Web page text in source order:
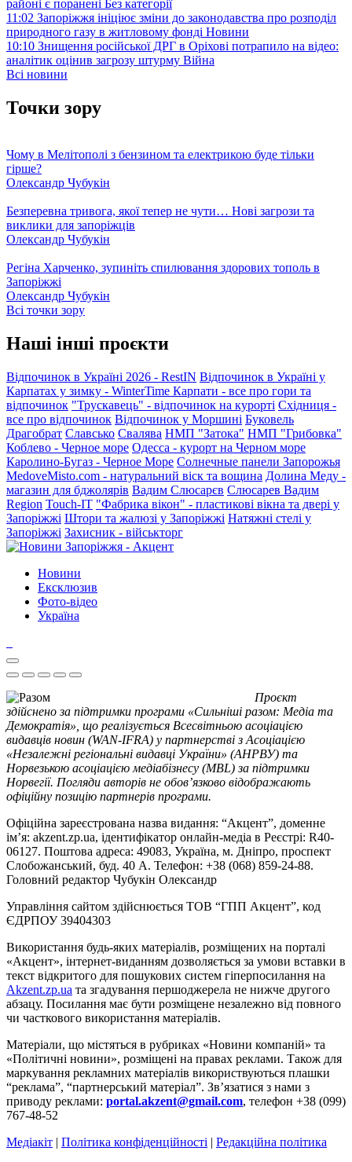
районі є поранені Без категорії
11:02 Запоріжжя ініціює зміни до законодавства про розподіл
природного газу в житловому фонді Новини
10:10 Знищення російської ДРГ в Оріхові потрапило на відео:
аналітик оцінив загрозу штурму Війна
Всі новини
Точки зору
Чому в Мелітополі з бензином та електрикою буде тільки
гірше?
Олександр Чубукін
Безперевна тривога, якої тепер не чути… Нові загрози та
виклики для запоріжців
Олександр Чубукін
Регіна Харченко, зупиніть спилювання здорових тополь в
Запоріжжі
Олександр Чубукін
Всі точки зору
Наші інші проєкти
Відпочинок в Україні 2026 - RestIN Відпочинок в Україні у
Карпатах у зимку - WinterTime Карпати - все про гори та
відпочинок "Трускавець" - відпочинок на курорті Східниця -
все про відпочинок Відпочинок у Моршині Буковель
Драгобрат Славсько Свалява НМП "Затока" НМП "Грибовка"
Коблево - Черное море Одесса - курорт на Черном море
Каролино-Бугаз - Черное Море Солнечные панели Запорожья
MedoveMisto.com - натуральний віск та вощина Долина Меду -
магазин для бджолярів Вадим Слюсарєв Слюсарев Вадим
Region Touch-IT "Фабрика вікон" - пластикові вікна та двері у
Запоріжжі Штори та жалюзі у Запоріжжі Натяжні стелі у
Запоріжжі Захисник - військторг
Новини
Ексклюзив
Фото-відео
Україна
Проєкт
здійснено за підтримки програми «Сильніші разом: Медіа та
Демократія», що реалізується Всесвітньою асоціацією
видавців новин (WAN-IFRA) у партнерстві з Асоціацією
«Незалежні регіональні видавці України» (АНРВУ) та
Норвезькою асоціацією медіабізнесу (MBL) за підтримки
Норвегії. Погляди авторів не обов’язково відображають
офіційну позицію партнерів програми.
Офіційна зареєстрована назва видання: “Акцент”, доменне
ім’я: akzent.zp.ua, ідентифікатор онлайн-медіа в Реєстрі: R40-
06127. Поштова адреса: 49083, Україна, м. Дніпро, проспект
Слобожанський, буд. 40 А. Телефон: +38 (068) 859-24-88.
Головний редактор Чубукін Олександр
Управління сайтом здійснюється ТОВ “ГПП Акцент”, код
ЄДРПОУ 39404303
Використання будь-яких матеріалів, розміщених на порталі
«Акцент», інтернет-виданням дозволяється за умови вставки в
текст відкритого для пошукових систем гіперпосилання на
Akzent.zp.ua та згадування першоджерела не нижче другого
абзацу. Посилання має бути розміщене незалежно від повного
чи часткового використання матеріалів.
Матеріали, що містяться в рубриках «Новини компаній» та
«Політичні новини», розміщені на правах реклами. Також для
маркування рекламних матеріалів використвуються плашки
“реклама”, “партнерський матеріал”. Зв’язатися з нами з
приводу реклами: portal.akzent@gmail.com, телефон +38 (099)
767-48-52
Медіакіт | Політика конфіденційності | Редакційна політика